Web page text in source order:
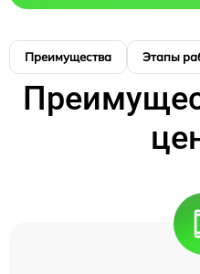
Преимущества Этапы